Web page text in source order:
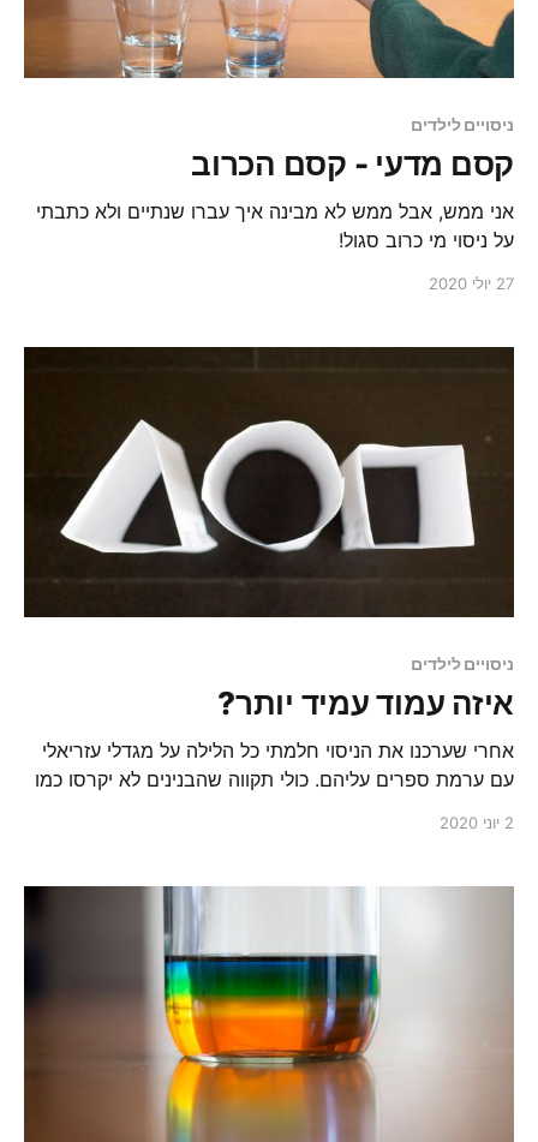
ניסויים לילדים
קסם מדעי - קסם הכרוב
אני ממש, אבל ממש לא מבינה איך עברו שנתיים ולא כתבתי
על ניסוי מי כרוב סגול!
27 יולי 2020
ניסויים לילדים
איזה עמוד עמיד יותר?
אחרי שערכנו את הניסוי חלמתי כל הלילה על מגדלי עזריאלי
עם ערמת ספרים עליהם. כולי תקווה שהבנינים לא יקרסו כמו
באדריכלות, הנדסת מכונות, גאומטריה ובניה בקוביות.
2 יוני 2020